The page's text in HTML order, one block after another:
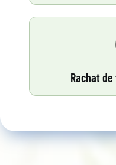
Rachat